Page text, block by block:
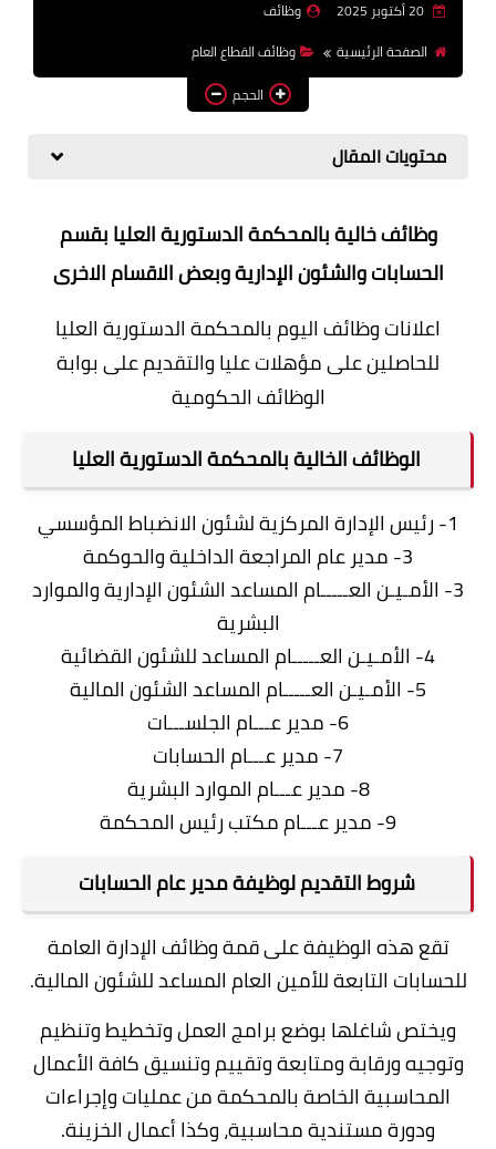
بالجامعات والمعاهد
اخبار
20 أكتوبر 2025
وظائف
الصفحة الرئيسية
وظائف القطاع العام
الحجم
محتويات المقال
وظائف خالية بالمحكمة الدستورية العليا بقسم
الحسابات والشئون الإدارية وبعض الاقسام الاخرى
اعلانات وظائف اليوم بالمحكمة الدستورية العليا
للحاصلين على مؤهلات عليا والتقديم على بوابة
الوظائف الحكومية
الوظائف الخالية بالمحكمة الدستورية العليا
1- رئيس الإدارة المركزية لشئون الانضباط المؤسسي
3- مدير عام المراجعة الداخلية والحوكمة
3- الأمـيـن العـــــام المساعد الشئون الإدارية والموارد
البشرية
4- الأمـيـن العـــــام المساعد للشئون القضائية
5- الأمـيـن العـــــام المساعد الشئون المالية
6- مدير عـــام الجلســـات
7- مدير عـــام الحسابات
8- مدير عـــام الموارد البشرية
9- مدير عـــام مكتب رئيس المحكمة
شروط التقديم لوظيفة مدير عام الحسابات
تقع هذه الوظيفة على قمة وظائف الإدارة العامة
للحسابات التابعة للأمين العام المساعد للشئون المالية.
ويختص شاغلها بوضع برامج العمل وتخطيط وتنظيم
وتوجيه ورقابة ومتابعة وتقييم وتنسيق كافة الأعمال
المحاسبية الخاصة بالمحكمة من عمليات وإجراءات
ودورة مستندية محاسبية، وكذا أعمال الخزينة.